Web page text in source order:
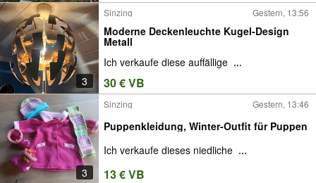
3
Sinzing Gestern, 13:56
Moderne Deckenleuchte Kugel-Design
Metall
Ich verkaufe diese auffällige ...
30 € VB
3
Sinzing Gestern, 13:46
Puppenkleidung, Winter-Outfit für Puppen
Ich verkaufe dieses niedliche ...
13 € VB